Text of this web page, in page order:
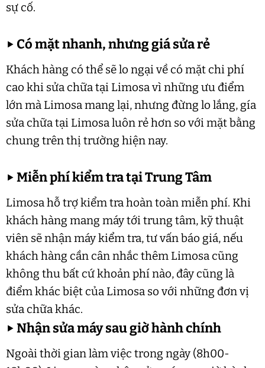
sự cố.
▶ Có mặt nhanh, nhưng giá sửa rẻ
Khách hàng có thể sẽ lo ngại về có mặt chi phí
cao khi sửa chữa tại Limosa vì những ưu điểm
lớn mà Limosa mang lại, nhưng đừng lo lắng, gía
sửa chữa tại Limosa luôn rẻ hơn so với mặt bằng
chung trên thị trường hiện nay.
▶Miễn phí kiểm tra tại Trung Tâm
Limosa hỗ trợ kiểm tra hoàn toàn miễn phí. Khi
khách hàng mang máy tới trung tâm, kỹ thuật
viên sẽ nhận máy kiểm tra, tư vấn báo giá, nếu
khách hàng cần cân nhắc thêm Limosa cũng
không thu bất cứ khoản phí nào, đây cũng là
điểm khác biệt của Limosa so với những đơn vị
sửa chữa khác.
▶Nhận sửa máy sau giờ hành chính
Ngoài thời gian làm việc trong ngày (8h00-